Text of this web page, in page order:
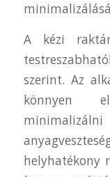
A kézi
szerint. Az
könnyen
helyhatékony